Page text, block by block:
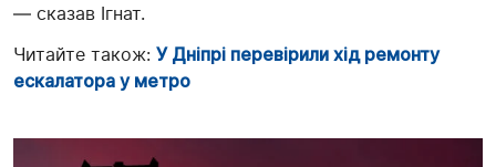
— сказав Ігнат.
Читайте також: У Дніпрі перевірили хід ремонту
ескалатора у метро